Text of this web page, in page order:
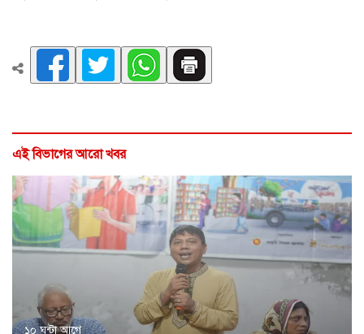
এই বিভাগের আরো খবর
১০ ঘন্টা আগে